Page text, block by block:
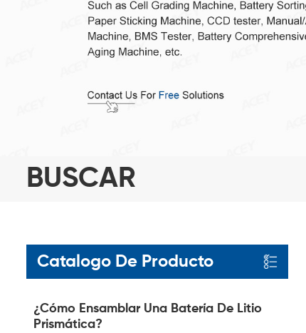
BUSCAR
Catalogo De Producto
¿Cómo Ensamblar Una Batería De Litio
Prismática?